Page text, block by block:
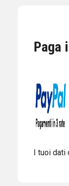
Rosmetro
wattmetro
5/20/200W
Paga
I tuoi dati